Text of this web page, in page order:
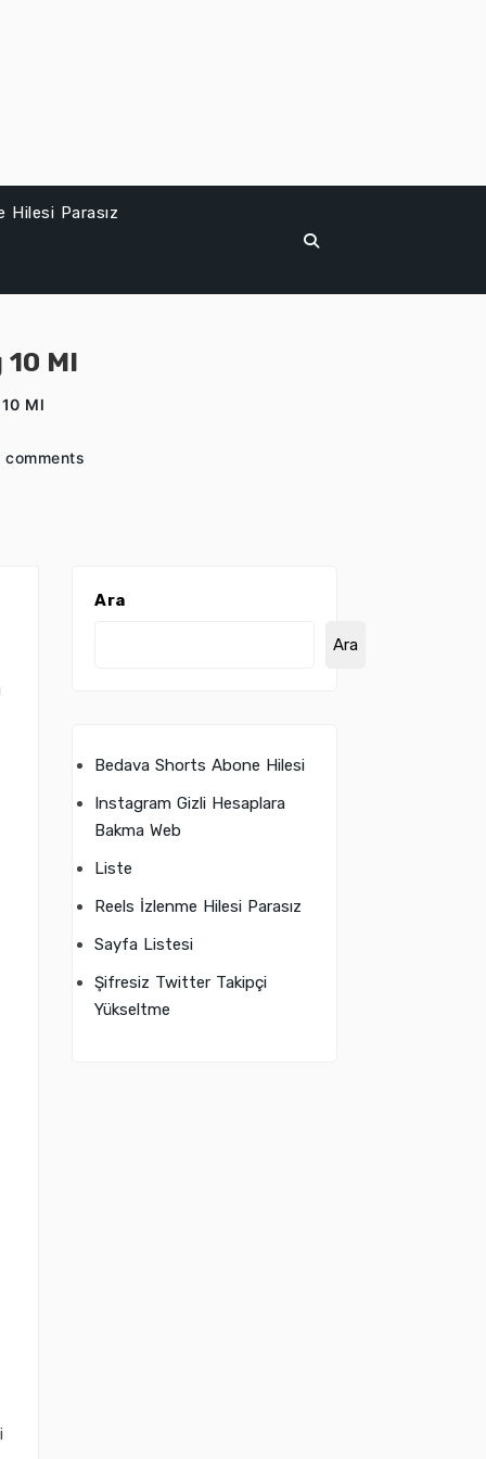
Hilesi Parasız
Ml
Ml
comments
Ara
Ara
Bedava Shorts Abone Hilesi
Instagram Gizli Hesaplara
Bakma Web
Liste
Reels İzlenme Hilesi Parasız
Sayfa Listesi
Şifresiz Twitter Takipçi
Yükseltme